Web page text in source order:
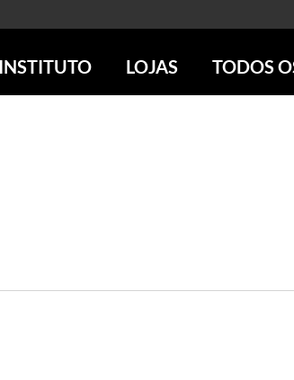
INSTITUTO LOJAS TODOS